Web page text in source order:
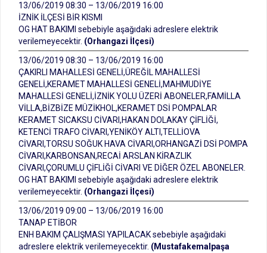
13/06/2019 08:30 – 13/06/2019 16:00
İZNİK İLÇESİ BİR KISMI
OG HAT BAKIMI sebebiyle aşağıdaki adreslere elektrik
verilemeyecektir. (Orhangazi İlçesi)
13/06/2019 08:30 – 13/06/2019 16:00
ÇAKIRLI MAHALLESİ GENELİ,ÜREĞİL MAHALLESİ
GENELİ,KERAMET MAHALLESİ GENELİ,MAHMUDİYE
MAHALLESİ GENELİ,İZNİK YOLU ÜZERİ ABONELER,FAMİLLA
VİLLA,BİZBİZE MÜZİKHOL,KERAMET DSİ POMPALAR
KERAMET SICAKSU CİVARI,HAKAN DOLAKAY ÇİFLİĞİ,
KETENCİ TRAFO CİVARI,YENİKÖY ALTI,TELLİOVA
CİVARI,TORSU SOĞUK HAVA CİVARI,ORHANGAZİ DSİ POMPA
CİVARI,KARBONSAN,RECAİ ARSLAN KİRAZLIK
CİVARI,ÇORUMLU ÇİFLİĞİ CİVARI VE DİĞER ÖZEL ABONELER.
OG HAT BAKIMI sebebiyle aşağıdaki adreslere elektrik
verilemeyecektir. (Orhangazi İlçesi)
13/06/2019 09:00 – 13/06/2019 16:00
TANAP ETİBOR
ENH BAKIM ÇALIŞMASI YAPILACAK sebebiyle aşağıdaki
adreslere elektrik verilemeyecektir. (Mustafakemalpaşa